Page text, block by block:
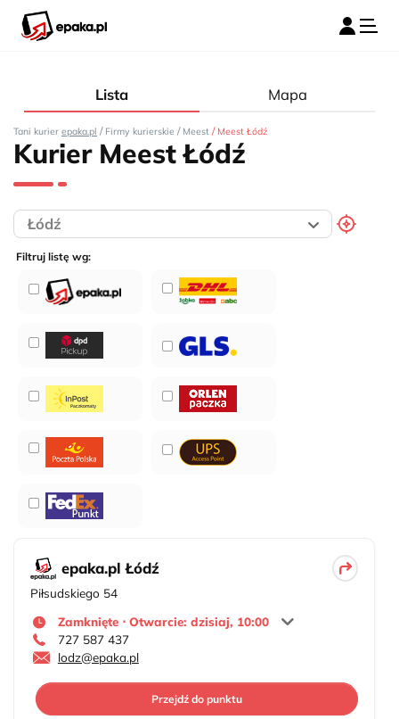
Lista Mapa
Tani kurier epaka.pl / Firmy kurierskie / Meest / Meest Łódź
Kurier Meest Łódź
Filtruj listę wg:
epaka.pl Łódź
Piłsudskiego 54
Zamknięte ⋅ Otwarcie: dzisiaj, 10:00
727 587 437
lodz@epaka.pl
Przejdź do punktu